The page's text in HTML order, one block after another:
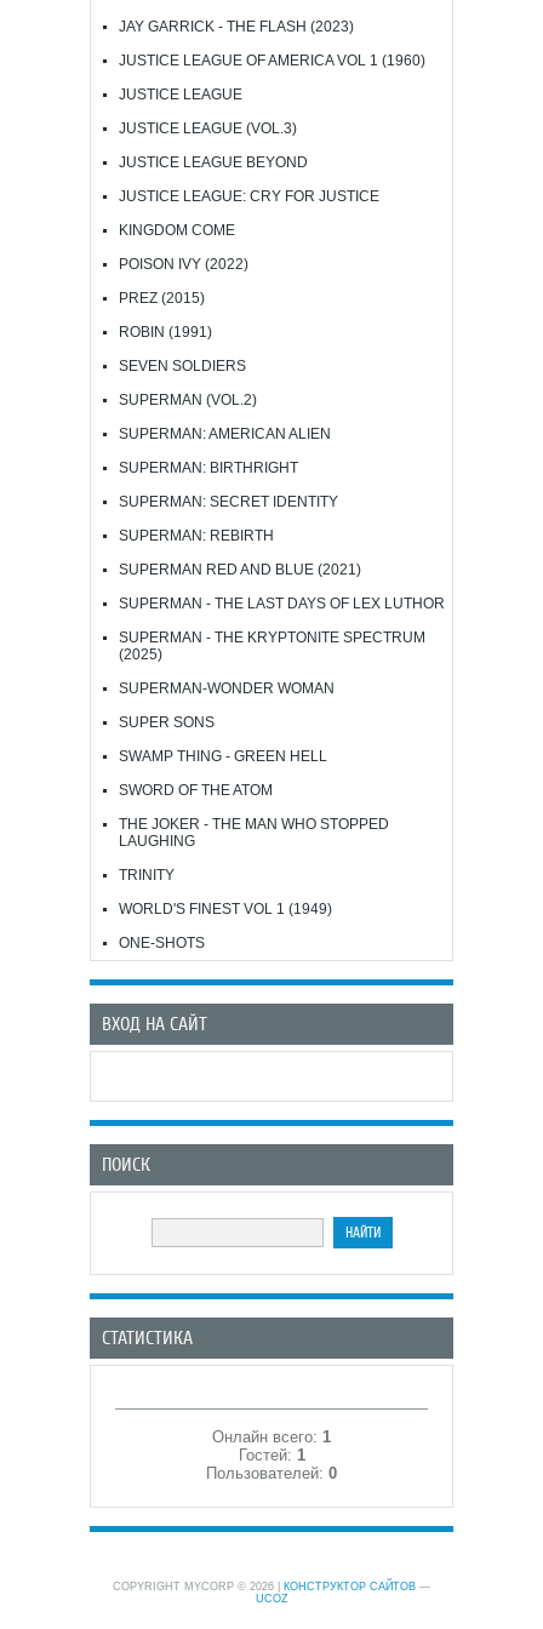
JAY GARRICK - THE FLASH (2023)
JUSTICE LEAGUE OF AMERICA VOL 1 (1960)
JUSTICE LEAGUE
JUSTICE LEAGUE (VOL.3)
JUSTICE LEAGUE BEYOND
JUSTICE LEAGUE: CRY FOR JUSTICE
KINGDOM COME
POISON IVY (2022)
PREZ (2015)
ROBIN (1991)
SEVEN SOLDIERS
SUPERMAN (VOL.2)
SUPERMAN: AMERICAN ALIEN
SUPERMAN: BIRTHRIGHT
SUPERMAN: SECRET IDENTITY
SUPERMAN: REBIRTH
SUPERMAN RED AND BLUE (2021)
SUPERMAN - THE LAST DAYS OF LEX LUTHOR
SUPERMAN - THE KRYPTONITE SPECTRUM
(2025)
SUPERMAN-WONDER WOMAN
SUPER SONS
SWAMP THING - GREEN HELL
SWORD OF THE ATOM
THE JOKER - THE MAN WHO STOPPED
LAUGHING
TRINITY
WORLD'S FINEST VOL 1 (1949)
ONE-SHOTS
ВХОД НА САЙТ
ПОИСК
СТАТИСТИКА
Онлайн всего: 1
Гостей: 1
Пользователей: 0
COPYRIGHT MYCORP © 2026 КОНСТРУКТОР САЙТОВ —
UCOZ